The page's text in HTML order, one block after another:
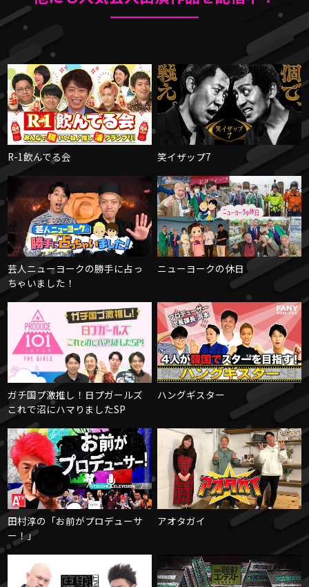
R-1飲んでる会 笑イザップ7
芸人ニューヨークの勝手に占っ
ちゃいました！
ニューヨークの休日
ガチ国プ激推し！日プガールズ
これで沼にハマりましたSP
ハングギスター
田村淳の「お前がプロデューサ
ー！」
アオタガイ